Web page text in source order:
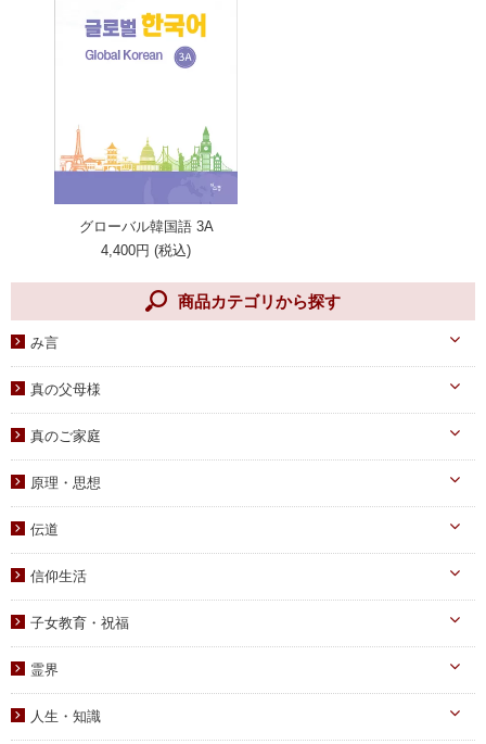
グローバル韓国語 3A
4,400円 (税込)
商品カテゴリから探す
み言
八大教材・教本関連
摂理のみ言
信仰のみ言
信仰入門
祈祷文集
宣布・講演
真の父母様
真のお母様
生涯路程
自叙伝関連
真のご家庭
原理・思想
統一思想
勝共理論
伝道
原理講義
統一運動
ブックレット
信仰生活
学習教材
祝福・伝統
信仰の証し・教会史
子女教育・祝福
小学生向け
中高生向け
霊界
霊界メッセージ
人生・知識